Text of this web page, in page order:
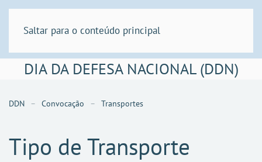
Saltar para o conteúdo principal
DIA DA DEFESA NACIONAL (DDN)
DDN Convocação Transportes
Tipo de Transporte